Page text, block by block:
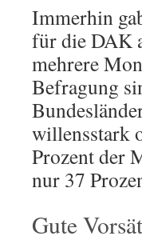
Immerhin
für die DAK
mehrere
Befragung
willensstark
Prozent der
nur 37
Gute